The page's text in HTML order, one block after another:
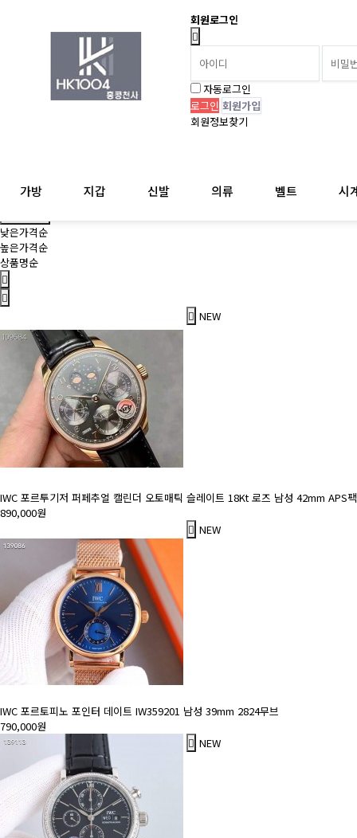
회원로그인
자동로그인
회원가입
회원정보찾기
가방 지갑 신발 의류 벨트 시
상품 정렬
낮은가격순
높은가격순
상품명순
NEW
IWC 포르투기저 퍼페추얼 캘린더 오토매틱 슬레이트 18Kt 로즈 남성 42mm APS
890,000원
NEW
IWC 포르토피노 포인터 데이트 IW359201 남성 39mm 2824무브
790,000원
NEW